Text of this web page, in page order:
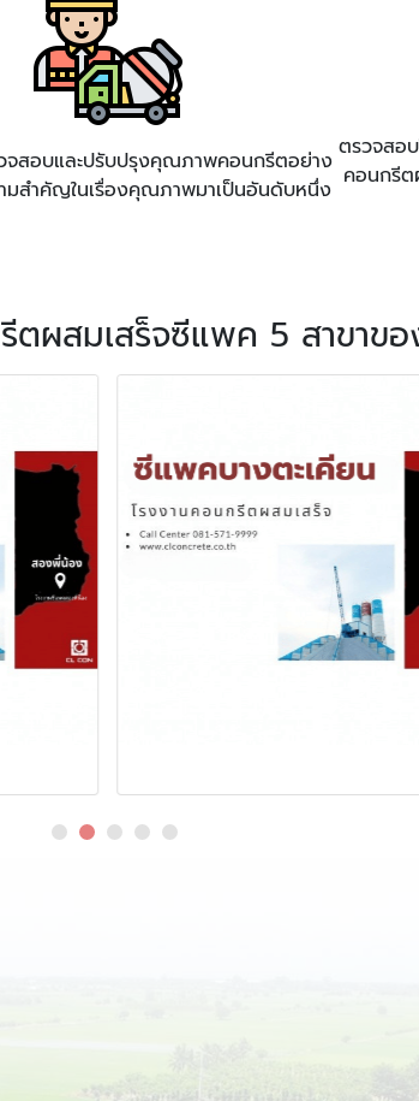
จสอบและปรับปรุงคุณภาพคอนกรีตอย่าง
มสำคัญในเรื่องคุณภาพมาเป็นอันดับหนึ่ง
ตรวจสอ
คอนกรี
ผสมเสร็จซีแพค 5 สาขาขอ